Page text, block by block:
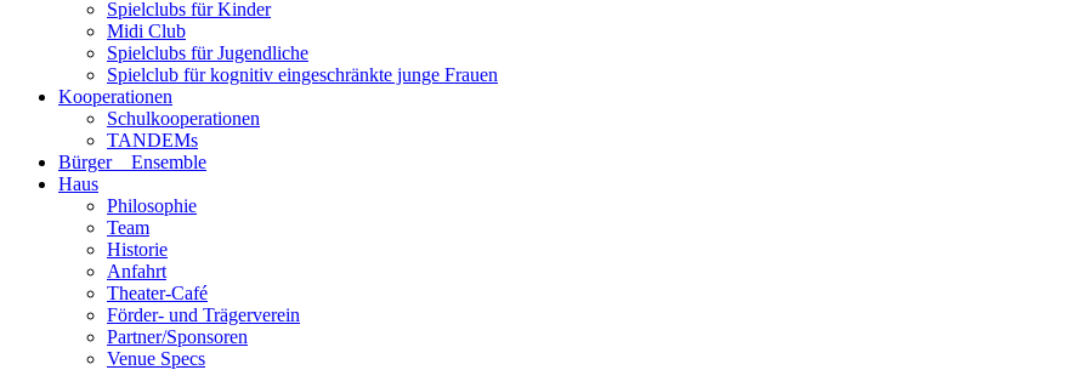
Spielclubs für Kinder
Midi Club
Spielclubs für Jugendliche
Spielclub für kognitiv eingeschränkte junge Frauen
Kooperationen
Schulkooperationen
TANDEMs
Bürger__Ensemble
Haus
Philosophie
Team
Historie
Anfahrt
Theater-Café
Förder- und Trägerverein
Partner/Sponsoren
Venue Specs